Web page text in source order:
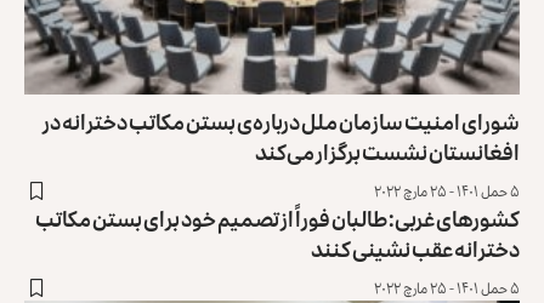
شورای امنیت سازمان ملل درباره‌ی بستن مکاتب دخترانه در
افغانستان نشست برگزار می‌کند
۵ حمل ۱۴۰۱ - ۲۵ مارچ ۲۰۲۲
کشورهای غربی: طالبان فوراً از تصمیم خود برای بستن مکاتب
دخترانه عقب نشینی کنند
۵ حمل ۱۴۰۱ - ۲۵ مارچ ۲۰۲۲